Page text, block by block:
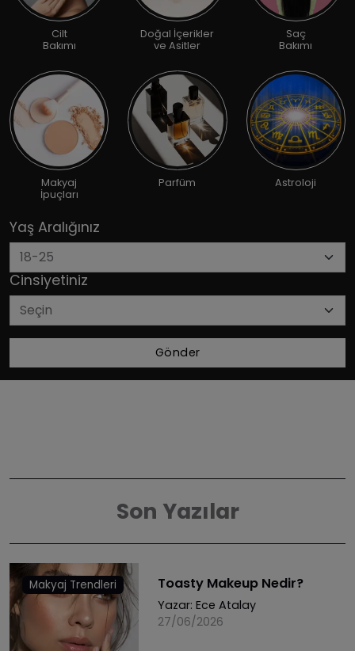
Cilt
Bakımı
Doğal İçerikler
ve Asitler
Saç
Bakımı
Makyaj
İpuçları
Parfüm Astroloji
Yaş Aralığınız
Cinsiyetiniz
Gönder
Son Yazılar
Makyaj Trendleri Toasty Makeup Nedir?
Yazar: Ece Atalay
27/06/2026